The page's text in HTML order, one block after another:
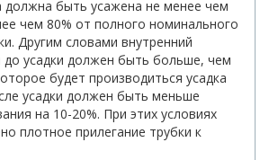
должна быть усажена не менее чем
чем 80% от полного номинального
Другим словами внутренний
до усадки должен быть больше, чем
будет производиться усадка
усадки должен быть меньше
на 10-20%. При этих условиях
плотное прилегание трубки к